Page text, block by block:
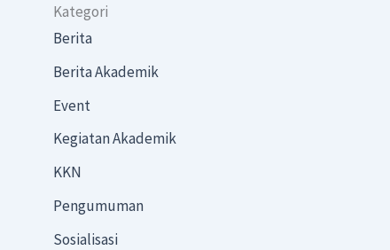
Kategori
Berita
Berita Akademik
Event
Kegiatan Akademik
KKN
Pengumuman
Sosialisasi